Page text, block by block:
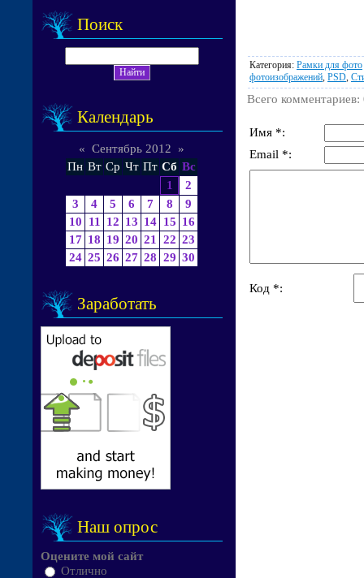
Поиск
Календарь
« Сентябрь 2012
»
Пн Вт Ср Чт Пт Сб Вс
1
2
3
4 5 6 7 8
9
10
11 12 13 14 15 16
17 18 19 20 21 22 23
24 25 26 27 28 29 30
Заработать
Наш опрос
Оцените мой сайт
Отлично
Категория: Рамки для фото
фотоизображений PSD
Всего комментариев:
Имя *:
Email *:
Код *: